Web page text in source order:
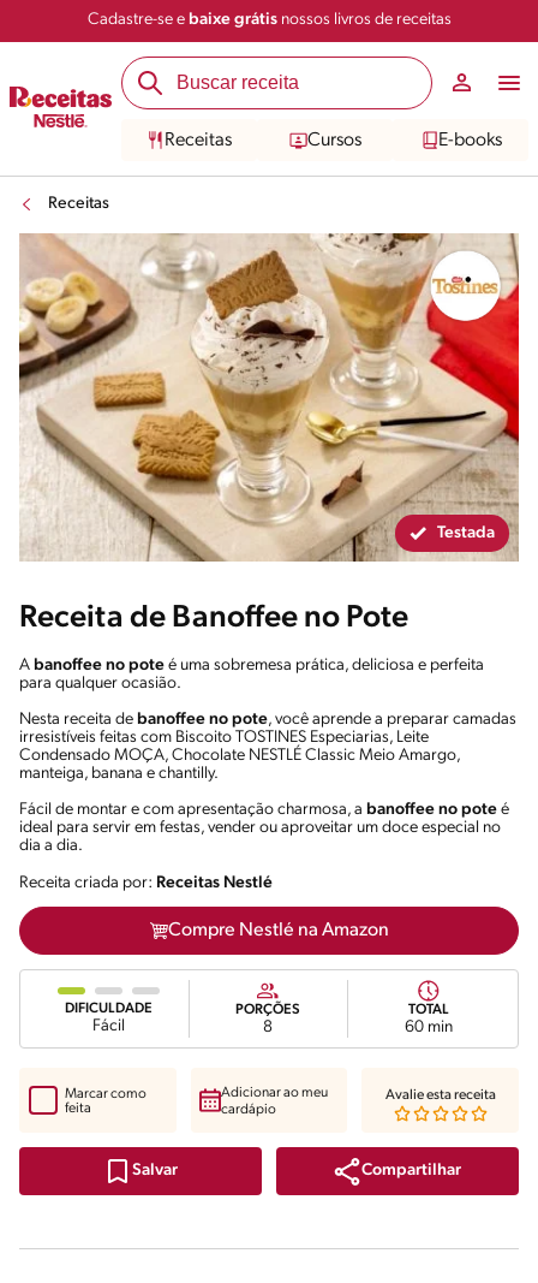
Cadastre-se e baixe grátisnossos livros de receitas
Receitas Cursos E-books
Receitas
Salvar Compartilhar
Testada
Receita de Banoffee no Pote
A banoffee no pote é uma sobremesa prática, deliciosa e perfeita
para qualquer ocasião.
Nesta receita de banoffee no pote, você aprende a preparar camadas
irresistíveis feitas com Biscoito TOSTINES Especiarias, Leite
Condensado MOÇA, Chocolate NESTLÉ Classic Meio Amargo,
manteiga, banana e chantilly.
Fácil de montar e com apresentação charmosa, a banoffee no pote é
ideal para servir em festas, vender ou aproveitar um doce especial no
dia a dia.
Receita criada por: Receitas Nestlé
Compre Nestlé na Amazon
DIFICULDADE
Fácil
PORÇÕES
8
TOTAL
60 min
Salvar Compartilhar
Marcar como
feita
Adicionar ao meu
cardápio
Avalie esta receita